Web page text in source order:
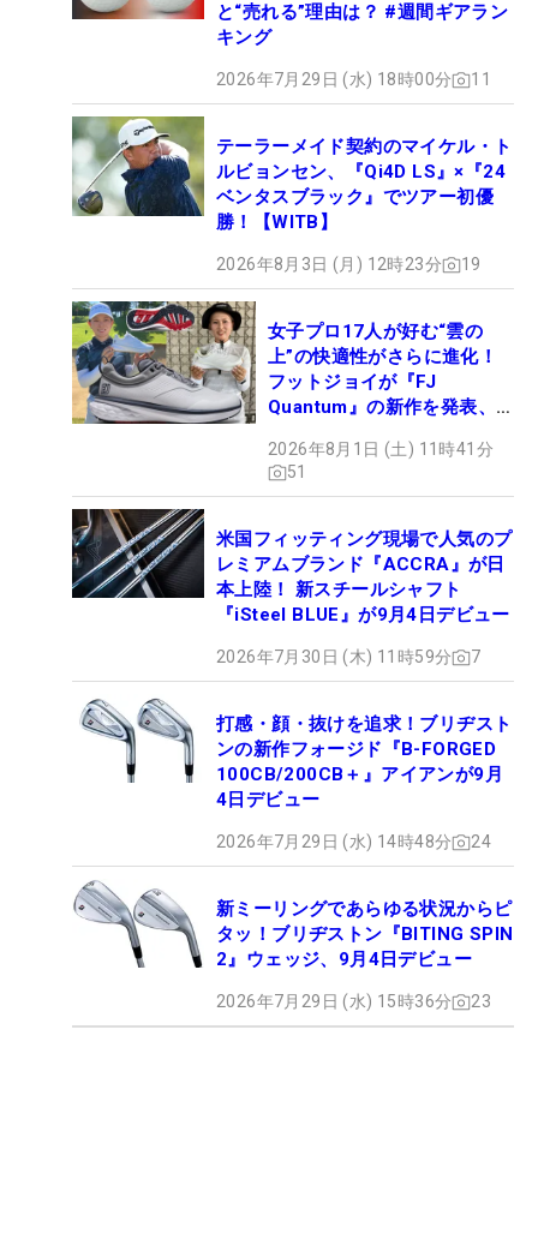
と“売れる”理由は？ #週間ギアラン
キング
2026年7月29日 (水) 18時00分 11
テーラーメイド契約のマイケル・ト
ルビョンセン、『Qi4D LS』×『24
ベンタスブラック』でツアー初優
勝！【WITB】
2026年8月3日 (月) 12時23分 19
女子プロ17人が好む“雲の
上”の快適性がさらに進化！
フットジョイが『FJ
Quantum』の新作を発表、8
2026年8月1日 (土) 11時41分
51
米国フィッティング現場で人気のプ
レミアムブランド『ACCRA』が日
本上陸！ 新スチールシャフト
『iSteel BLUE』が9月4日デビュー
2026年7月30日 (木) 11時59分 7
打感・顔・抜けを追求！ブリヂスト
ンの新作フォージド『B-FORGED
100CB/200CB＋』アイアンが9月
4日デビュー
2026年7月29日 (水) 14時48分 24
新ミーリングであらゆる状況からピ
タッ！ブリヂストン『BITING SPIN
2』ウェッジ、9月4日デビュー
2026年7月29日 (水) 15時36分 23